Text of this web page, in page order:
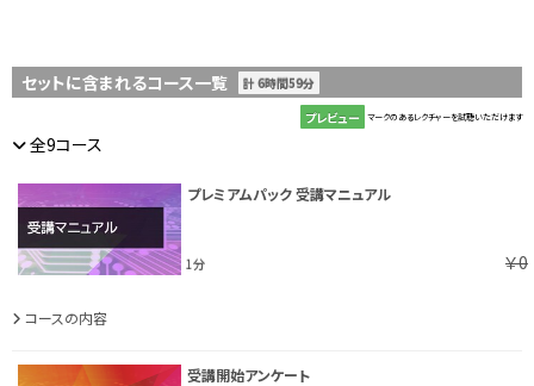
セットに含まれるコース一覧 計 6時間59分
プレビュー マークのあるレクチャーを試聴いただけます
全9コース
プレミアムパック 受講マニュアル
1分 ￥0
コースの内容
受講開始アンケート